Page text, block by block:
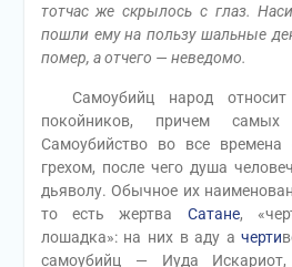
тотчас же скрылось с глаз.
пошли ему на пользу шальные
помер, а отчего — неведомо.
Самоубийц народ
покойников, причем
Самоубийство во все времена
грехом, после чего душа
дьяволу. Обычное их
то есть жертва Сатане,
лошадка»: на них в аду aчерти
самоубийц — Иуда Искариот,